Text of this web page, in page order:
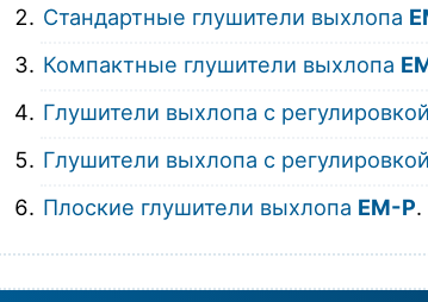
Стандартные глушители выхлопа
Компактные глушители выхлопа
Глушители выхлопа с
Глушители выхлопа с
Плоские глушители выхлопа EM-P.